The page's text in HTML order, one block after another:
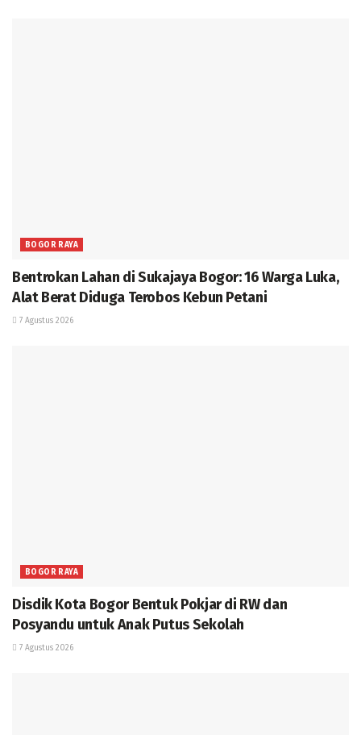
BOGOR RAYA
Bentrokan Lahan di Sukajaya Bogor: 16 Warga Luka,
Alat Berat Diduga Terobos Kebun Petani
7 Agustus 2026
BOGOR RAYA
Disdik Kota Bogor Bentuk Pokjar di RW dan
Posyandu untuk Anak Putus Sekolah
7 Agustus 2026